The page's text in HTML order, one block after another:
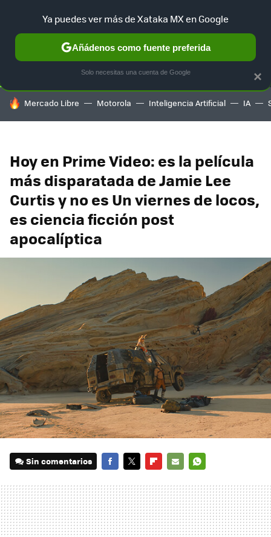
SELECCIÓN GAMING HOME AUTO TERRITORIO
HOY SE HABLA DE
Mercado Libre Motorola Inteligencia Artificial IA
Hoy en Prime Video: es la película
más disparatada de Jamie Lee
Curtis y no es Un viernes de locos,
es ciencia ficción post
apocalíptica
Sin comentarios
MAIL
×
Ya puedes ver más de Xataka MX en Google
Añádenos como fuente preferida
Solo necesitas una cuenta de Google